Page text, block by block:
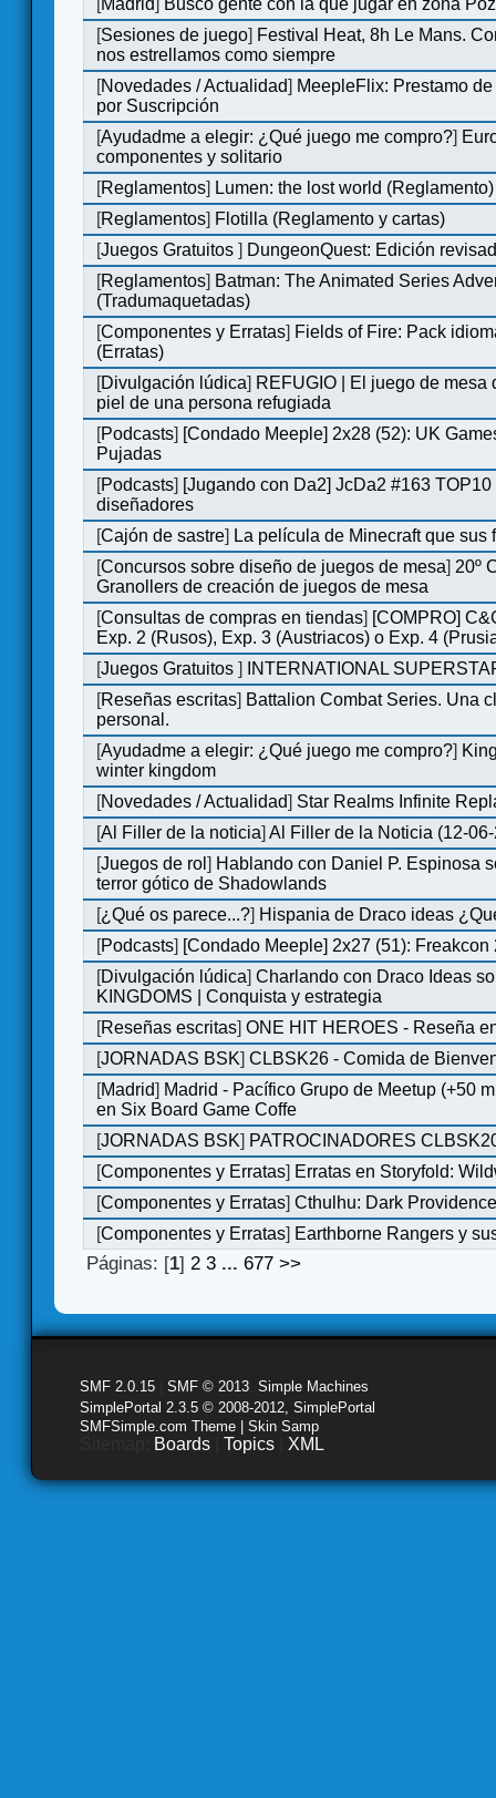
Madrid
Busco gente con la que jugar en zona
[Sesiones de juego] Festival Heat, 8h Le Mans.
nos estrellamos como siempre
[Novedades / Actualidad] MeepleFlix: Prestamo
por Suscripción
[Ayudadme a elegir: ¿Qué juego me compro?]
componentes y solitario
[Reglamentos] Lumen: the lost world (Reglamento)
[Reglamentos] Flotilla (Reglamento y cartas)
[Juegos Gratuitos] DungeonQuest: Edición
[Reglamentos] Batman: The Animated Series
(Tradumaquetadas)
[Componentes y Erratas] Fields of Fire: Pack
(Erratas)
[Divulgación lúdica] REFUGIO | El juego de mesa
piel de una persona refugiada
[Podcasts] [Condado Meeple] 2x28 (52): UK
Pujadas
[Podcasts] [Jugando con Da2] JcDa2 #163
diseñadores
[Cajón de sastre] La película de Minecraft que sus
[Concursos sobre diseño de juegos de mesa] 20º
Granollers de creación de juegos de mesa
[Consultas de compras en tiendas] [COMPRO]
Exp. 2 (Rusos), Exp. 3 (Austriacos) o Exp. 4
[Juegos Gratuitos]
INTERNATIONAL
[Reseñas escritas] Battalion Combat Series. Una
personal.
[Ayudadme a elegir: ¿Qué juego me compro?]
winter kingdom
[Novedades / Actualidad] Star Realms Infinite
[Al Filler de la noticia]Al Filler de la Noticia (12-
[Juegos de rol] Hablando con Daniel P. Espinosa
terror gótico de Shadowlands
[¿Qué os parece...?] Hispania de Draco ideas
[Podcasts] [Condado Meeple] 2x27 (51): Freakcon
[Divulgación lúdica]Charlando con Draco Ideas
KINGDOMS | Conquista y estrategia
[Reseñas escritas]ONE HIT HEROES - Reseña
[JORNADAS BSK]CLBSK26 - Comida de
[Madrid] Madrid - Pacífico Grupo de Meetup (+50
en Six Board Game Coffe
[JORNADAS BSK] PATROCINADORES
[Componentes y Erratas] Erratas en Storyfold:
[Componentes y Erratas]Cthulhu: Dark
[Componentes y Erratas] Earthborne Rangers y
Páginas: [1]2 3 ...677 >>
SMF 2.0.15 SMF © 2013 Simple Machines
SimplePortal 2.3.5 © 2008-2012, SimplePortal
SMFSimple.com Theme | Skin Samp
Boards Topics XML